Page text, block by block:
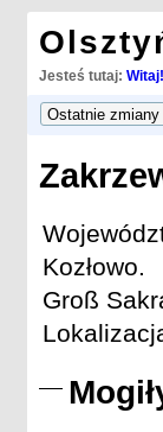
Jesteś tutaj: Witaj!
Kozłowo.
Groß